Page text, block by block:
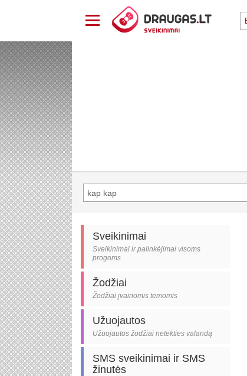
Sveikinimai
Sveikinimai ir palinkėjimai visoms
progoms
Žodžiai
Žodžiai įvairiomis temomis
Užuojautos
Užuojautos žodžiai netekties valandą
SMS sveikinimai ir SMS
žinutės